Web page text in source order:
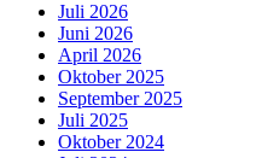
Juli 2026
Juni 2026
April 2026
Oktober 2025
September 2025
Juli 2025
Oktober 2024